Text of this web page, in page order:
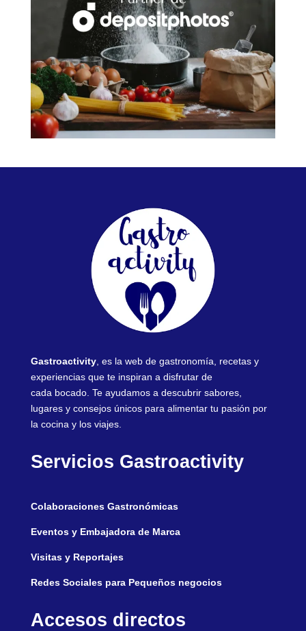
Gastroactivity, es la web de gastronomía, recetas y
experiencias que te inspiran a disfrutar de
cada bocado. Te ayudamos a descubrir sabores,
lugares y consejos únicos para alimentar tu pasión por
la cocina y los viajes.
Servicios Gastroactivity
Colaboraciones Gastronómicas
Eventos y Embajadora de Marca
Visitas y Reportajes
Redes Sociales para Pequeños negocios
Accesos directos